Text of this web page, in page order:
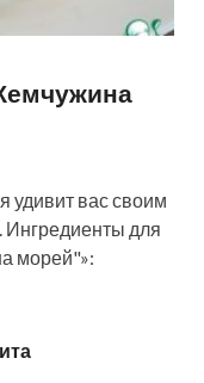
удивит вас своим
Ингредиенты для
морей"»: